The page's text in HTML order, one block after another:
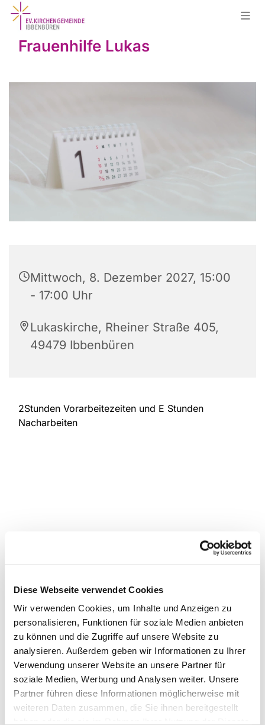
Diese Webseite verwendet Cookies
Wir verwenden Cookies, um Inhalte und Anzeigen zu
personalisieren, Funktionen für soziale Medien anbieten
zu können und die Zugriffe auf unsere Website zu
analysieren. Außerdem geben wir Informationen zu Ihrer
Verwendung unserer Website an unsere Partner für
soziale Medien, Werbung und Analysen weiter. Unsere
Partner führen diese Informationen möglicherweise mit
weiteren Daten zusammen, die Sie ihnen bereitgestellt
Frauenhilfe Lukas
Mittwoch, 8. Dezember 2027, 15:00
- 17:00 Uhr
Lukaskirche, Rheiner Straße 405,
49479 Ibbenbüren
2Stunden Vorarbeitezeiten und E Stunden
Nacharbeiten
Dies könnte Sie auch
interessieren